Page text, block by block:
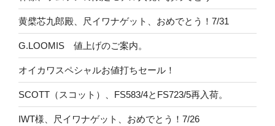
黄檗芯九郎殿、尺イワナゲット、おめでとう！7/31
G.LOOMIS 値上げのご案内。
オイカワスペシャルお値打ちセール！
SCOTT（スコット）、FS583/4とFS723/5再入荷。
IWT様、尺イワナゲット、おめでとう！7/26